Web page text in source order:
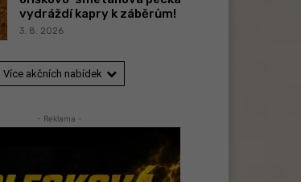
vydráždí kapry k záběrům!
3. 8. 2026
Více akčních nabídek
- Reklama -